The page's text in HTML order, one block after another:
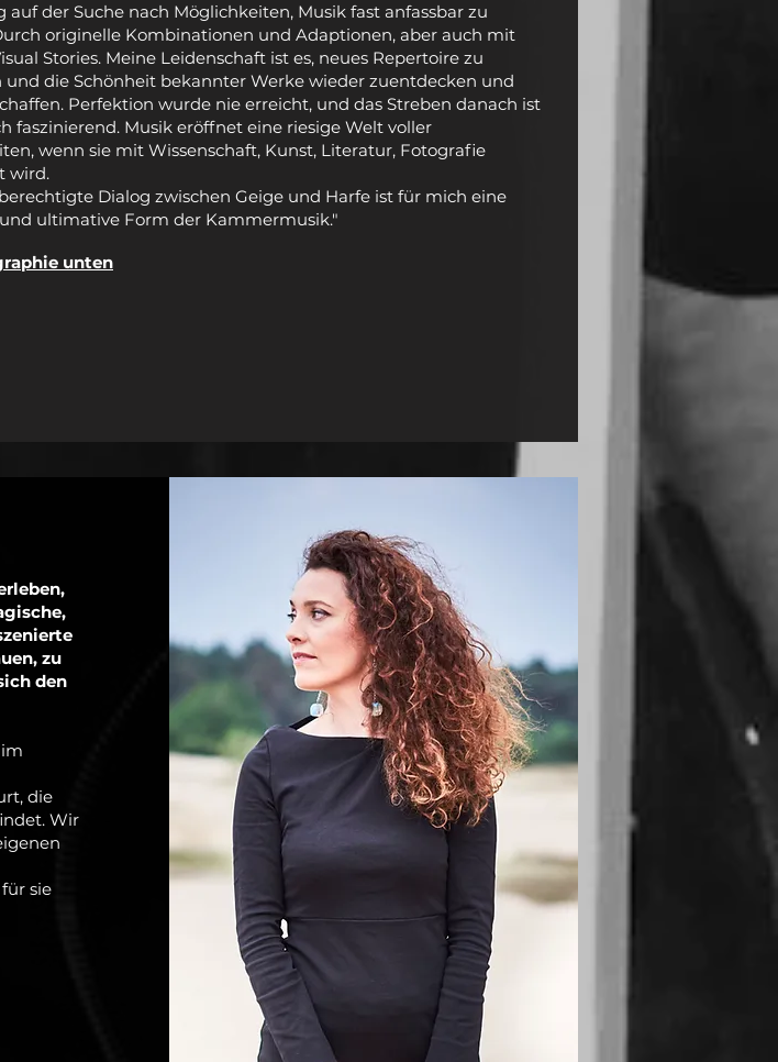
auf der Suche nach Möglichkeiten, Musik fast anfassbar zu
originelle Kombinationen und Adaptionen, aber auch mit
Stories. Meine Leidenschaft ist es, neues Repertoire zu
und die Schönheit bekannter Werke wieder zuentdecken und
Perfektion wurde nie erreicht, und das Streben danach ist
faszinierend. Musik eröffnet eine riesige Welt voller
wenn sie mit Wissenschaft, Kunst, Literatur, Fotografie
wird.
Dialog zwischen Geige und Harfe ist für mich eine
ultimative Form der Kammermusik."
unten
zu
den
die
Wir
sie